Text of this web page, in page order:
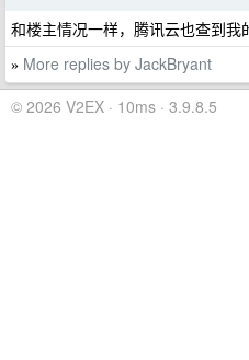
和楼主情况一样，腾讯云也查到我
» More replies by JackBryant
© 2026 V2EX · 10ms · 3.9.8.5